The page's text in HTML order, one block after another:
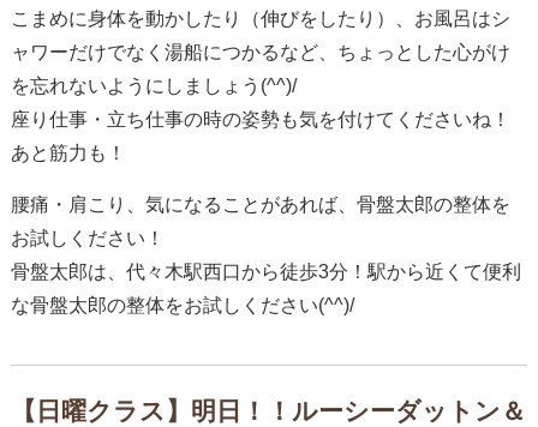
こまめに身体を動かしたり（伸びをしたり）、お風呂はシ
ャワーだけでなく湯船につかるなど、ちょっとした心がけ
を忘れないようにしましょう(^^)/
座り仕事・立ち仕事の時の姿勢も気を付けてくださいね！
あと筋力も！
腰痛・肩こり、気になることがあれば、骨盤太郎の整体を
お試しください！
骨盤太郎は、代々木駅西口から徒歩3分！駅から近くて便利
な骨盤太郎の整体をお試しください(^^)/
【日曜クラス】明日！！ルーシーダットン＆